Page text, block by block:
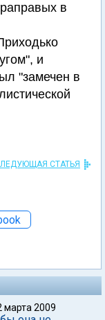
в
и
"замечен в
СТАТЬЯ
марта 2009